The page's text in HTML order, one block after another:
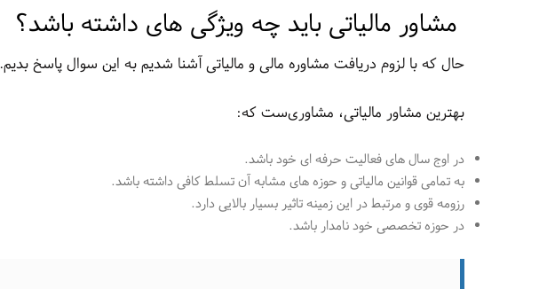
مشاور مالیاتی باید چه ویژگی های داشته باشد؟
حال که با لزوم دریافت مشاوره مالی و مالیاتی آشنا شدیم به این سوال پاسخ بدیم.
بهترین مشاور مالیاتی، مشاوری‌ست که:
در اوج سال های فعالیت حرفه ای خود باشد.
به تمامی قوانین مالیاتی و حوزه های مشابه آن تسلط کافی داشته باشد.
رزومه قوی و مرتبط در این زمینه تاثیر بسیار بالایی دارد.
در حوزه تخصصی خود نامدار باشد.